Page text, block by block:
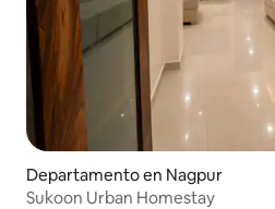
Departamento en Nagpur
Sukoon Urban Homestay